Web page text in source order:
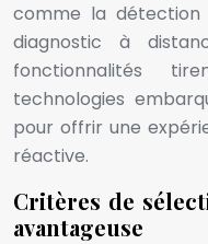
comme la détection
diagnostic à
fonctionnalités
technologies
pour offrir une
réactive.
Critères de
avantageuse